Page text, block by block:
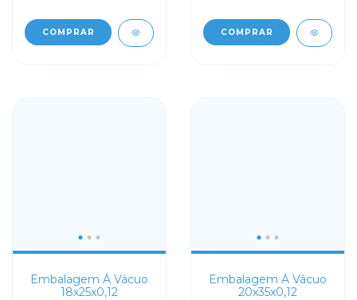
COMPRAR COMPRAR
Embalagem Á Vácuo
18x25x0,12
Embalagem Á Vácuo
20x35x0,12